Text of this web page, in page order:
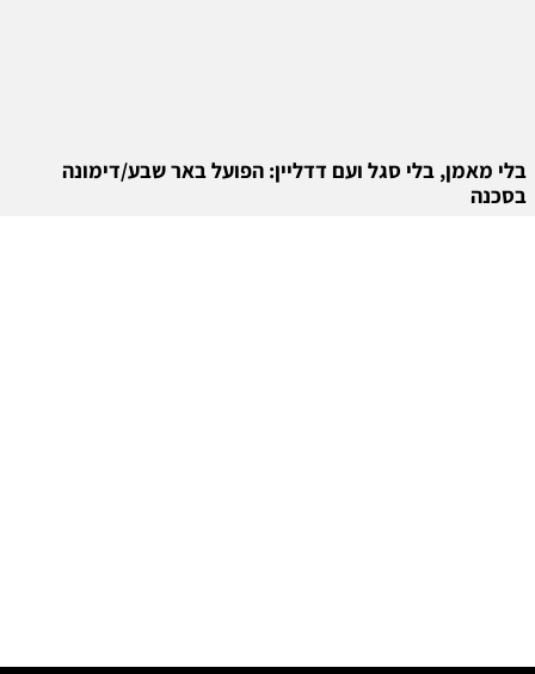
בלי מאמן, בלי סגל ועם דדליין: הפועל באר שבע/דימונה
בסכנה